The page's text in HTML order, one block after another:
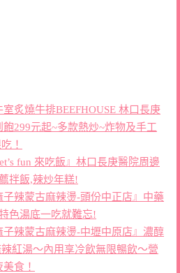
炙燒牛排BEEFHOUSE 林口長庚
299元起~多款熱炒~炸物及手工
！
fun 來吃飯』林口長庚醫院周邊
拌飯,辣炒年糕!
辣蒙古麻辣燙-頭份中正店』中藥
色湯底一吃就難忘!
辣蒙古麻辣燙-中壢中原店』濃醇
紅湯～內用享冷飲無限暢飲～營
食！